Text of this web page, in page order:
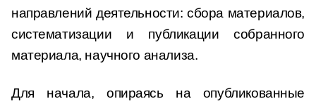
направлений деятельности: сбора материалов,
систематизации и публикации собранного
материала, научного анализа.
Для начала, опираясь на опубликованные